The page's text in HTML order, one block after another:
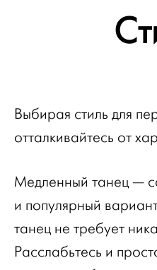
Выбирая стиль для
отталкивайтесь от
Медленный танец —
и популярный
танец не требует
Расслабьтесь и